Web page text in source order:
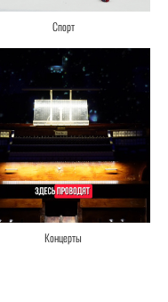
Спорт
Концерты